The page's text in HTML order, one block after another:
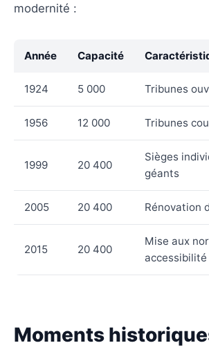
modernité :
Année Capacité
1924 5 000 Tribunes
1956 12 000 Tribunes
1999 20 400
Sièges
géants
2005 20 400 Rénovation
2015 20 400
Mise aux
accessibilité
Moments